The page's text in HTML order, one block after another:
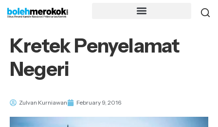
KretekPenyelamat
Negeri
Zulvan Kurniawan February 9, 2016